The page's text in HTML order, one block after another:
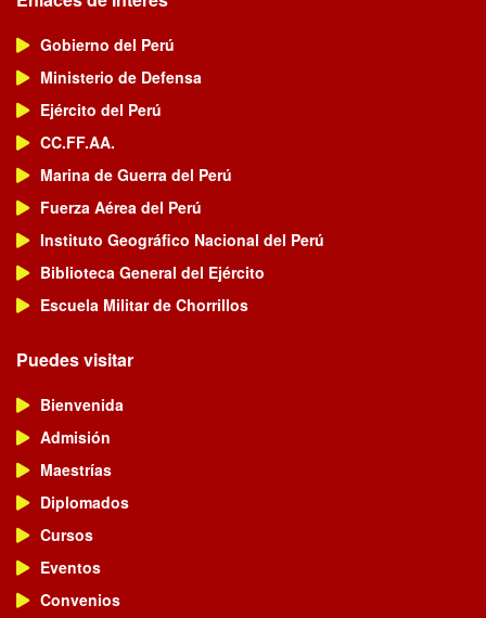
Gobierno del Perú
Ministerio de Defensa
Ejército del Perú
CC.FF.AA.
Marina de Guerra del Perú
Fuerza Aérea del Perú
Instituto Geográfico Nacional del Perú
Biblioteca General del Ejército
Escuela Militar de Chorrillos
Puedes visitar
Bienvenida
Admisión
Maestrías
Diplomados
Cursos
Eventos
Convenios